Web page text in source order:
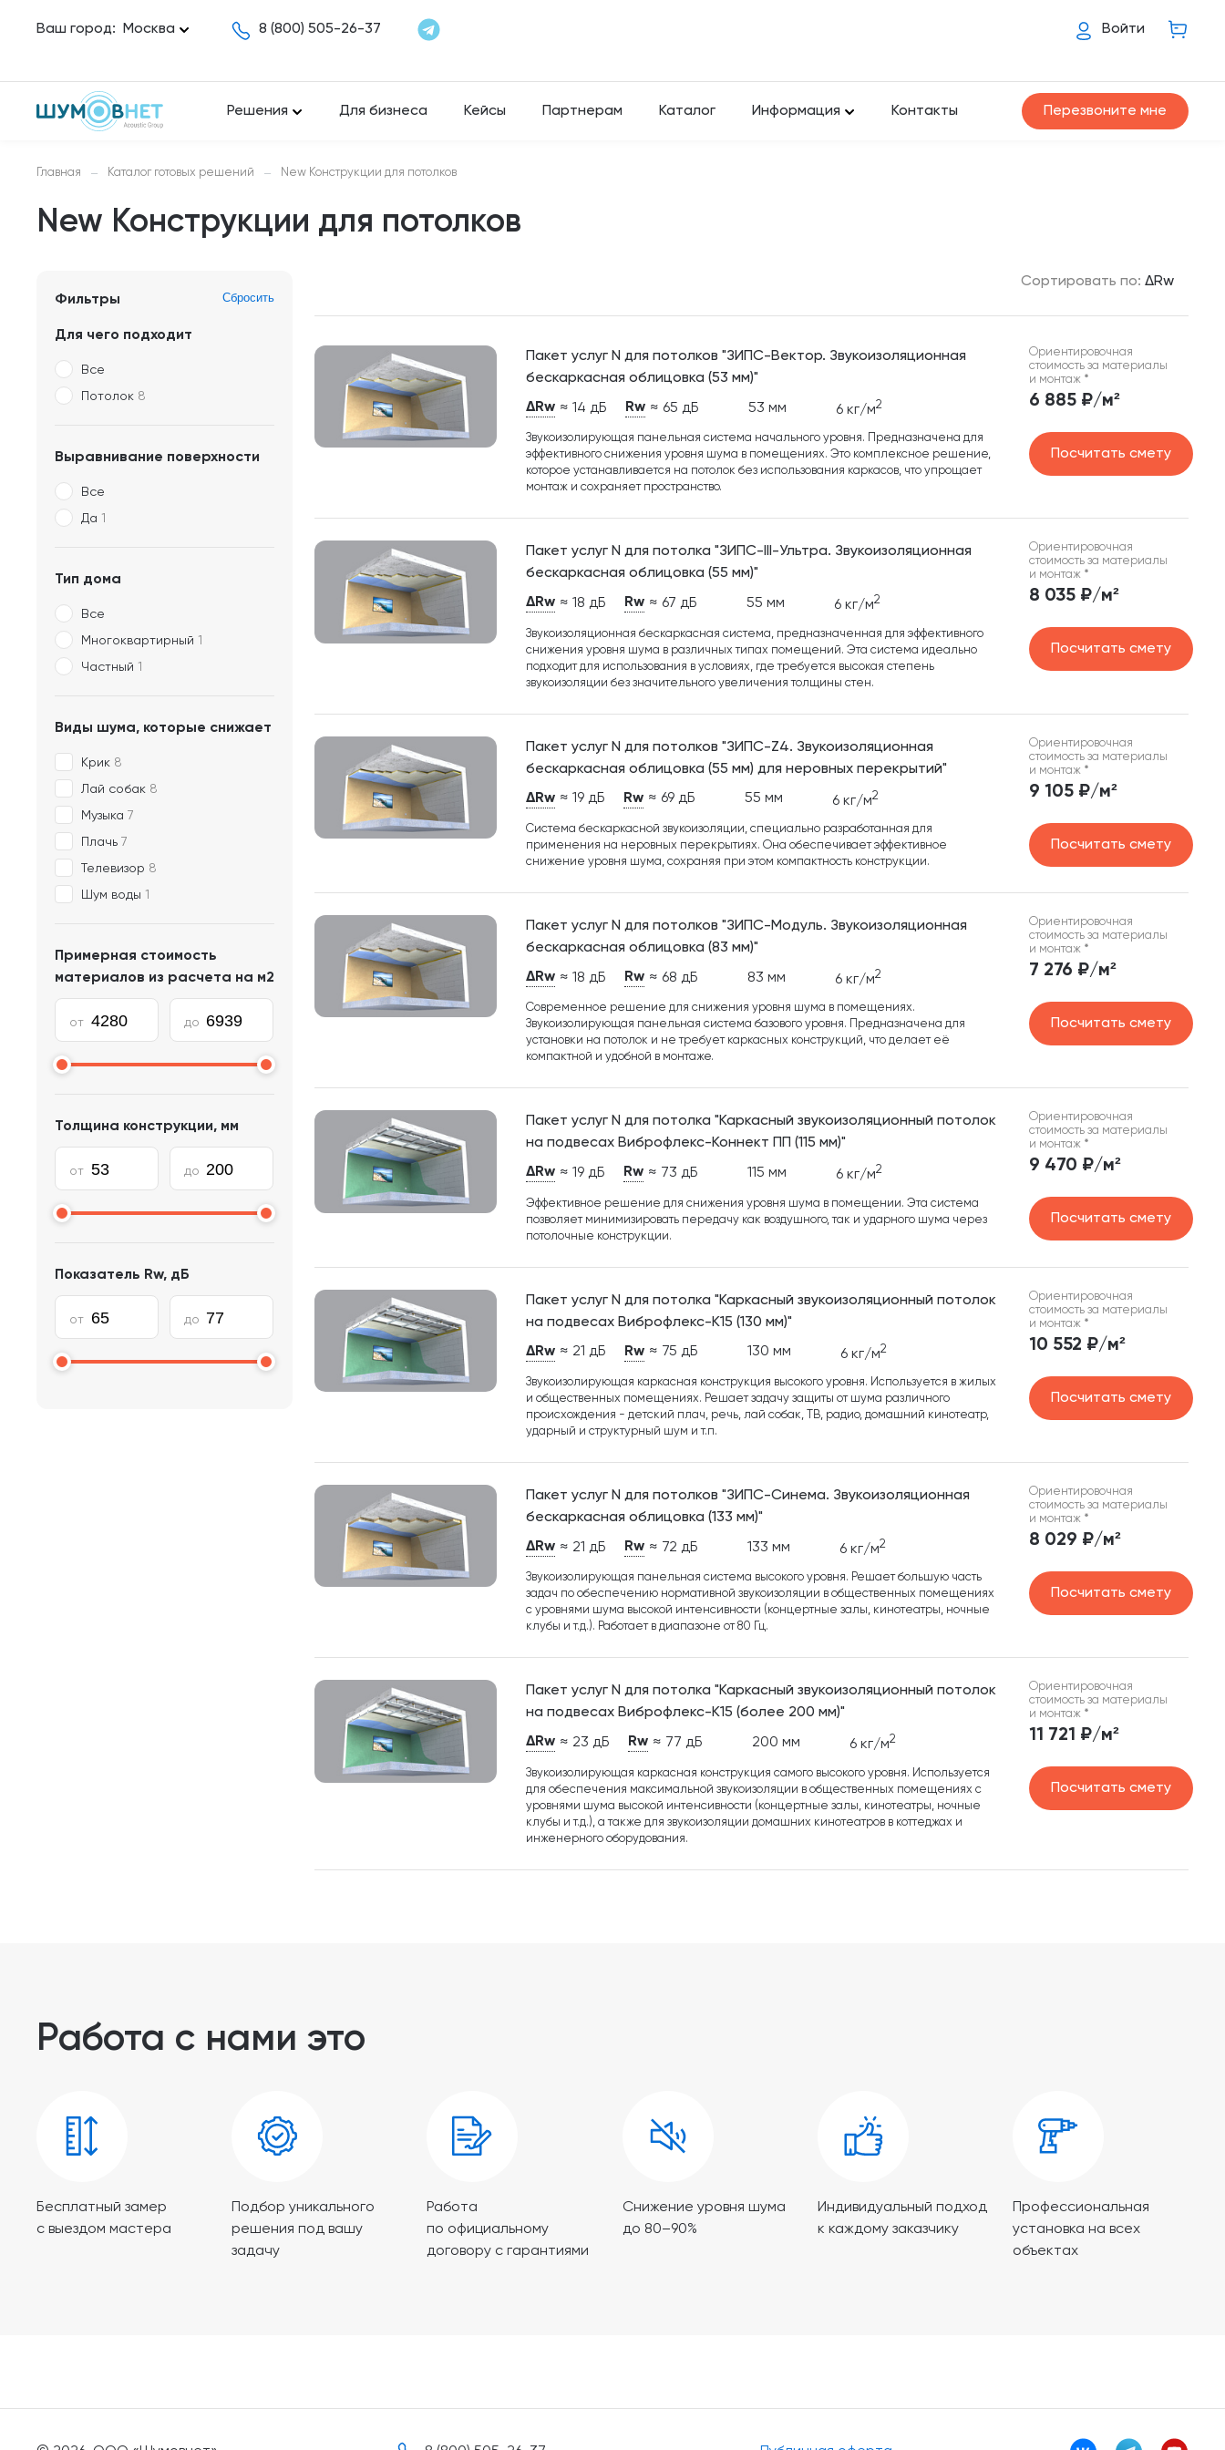
Ваш город: Москва 8 (800) 505-26-37 Войти
Решения Для бизнеса Кейсы Партнерам Каталог Информация Контакты Перезвоните мне
Главная — Каталог готовых решений — New Конструкции для потолков
New Конструкции для потолков
Фильтры
Для чего подходит
Все
Потолок 8
Выравнивание поверхности
Все
Да 1
Тип дома
Все
Многоквартирный 1
Частный 1
Виды шума, которые снижает
Крик 8
Лай собак 8
Музыка 7
Плачь 7
Телевизор 8
Шум воды 1
Примерная стоимость
материалов из расчета на м2
Толщина конструкции, мм
Показатель Rw, дБ
Сортировать по: ΔRw
Пакет услуг N для потолков "ЗИПС-Вектор. Звукоизоляционная
бескаркасная облицовка (53 мм)"
ΔRw ≈ 14 дБ Rw ≈ 65 дБ 53 мм 6 кг/м2
Звукоизолирующая панельная система начального уровня. Предназначена для
эффективного снижения уровня шума в помещениях. Это комплексное решение,
которое устанавливается на потолок без использования каркасов, что упрощает
монтаж и сохраняет пространство.
Ориентировочная
стоимость за материалы
и монтаж *
6 885 ₽/м²
Посчитать смету
Пакет услуг N для потолка "ЗИПС-III-Ультра. Звукоизоляционная
бескаркасная облицовка (55 мм)"
ΔRw ≈ 18 дБ Rw ≈ 67 дБ 55 мм 6 кг/м2
Звукоизоляционная бескаркасная система, предназначенная для эффективного
снижения уровня шума в различных типах помещений. Эта система идеально
подходит для использования в условиях, где требуется высокая степень
звукоизоляции без значительного увеличения толщины стен.
Ориентировочная
стоимость за материалы
и монтаж *
8 035 ₽/м²
Посчитать смету
Пакет услуг N для потолков "ЗИПС-Z4. Звукоизоляционная
бескаркасная облицовка (55 мм) для неровных перекрытий"
ΔRw ≈ 19 дБ Rw ≈ 69 дБ 55 мм 6 кг/м2
Система бескаркасной звукоизоляции, специально разработанная для
применения на неровных перекрытиях. Она обеспечивает эффективное
снижение уровня шума, сохраняя при этом компактность конструкции.
Ориентировочная
стоимость за материалы
и монтаж *
9 105 ₽/м²
Посчитать смету
Пакет услуг N для потолков "ЗИПС-Модуль. Звукоизоляционная
бескаркасная облицовка (83 мм)"
ΔRw ≈ 18 дБ Rw ≈ 68 дБ 83 мм 6 кг/м2
Современное решение для снижения уровня шума в помещениях.
Звукоизолирующая панельная система базового уровня. Предназначена для
установки на потолок и не требует каркасных конструкций, что делает её
компактной и удобной в монтаже.
Ориентировочная
стоимость за материалы
и монтаж *
7 276 ₽/м²
Посчитать смету
Пакет услуг N для потолка "Каркасный звукоизоляционный потолок
на подвесах Виброфлекс-Коннект ПП (115 мм)"
ΔRw ≈ 19 дБ Rw ≈ 73 дБ 115 мм 6 кг/м2
Эффективное решение для снижения уровня шума в помещении. Эта система
позволяет минимизировать передачу как воздушного, так и ударного шума через
потолочные конструкции.
Ориентировочная
стоимость за материалы
и монтаж *
9 470 ₽/м²
Посчитать смету
Пакет услуг N для потолка "Каркасный звукоизоляционный потолок
на подвесах Виброфлекс-К15 (130 мм)"
ΔRw ≈ 21 дБ Rw ≈ 75 дБ 130 мм 6 кг/м2
Звукоизолирующая каркасная конструкция высокого уровня. Используется в жилых
и общественных помещениях. Решает задачу защиты от шума различного
происхождения - детский плач, речь, лай собак, ТВ, радио, домашний кинотеатр,
ударный и структурный шум и т.п.
Ориентировочная
стоимость за материалы
и монтаж *
10 552 ₽/м²
Посчитать смету
Пакет услуг N для потолков "ЗИПС-Синема. Звукоизоляционная
бескаркасная облицовка (133 мм)"
ΔRw ≈ 21 дБ Rw ≈ 72 дБ 133 мм 6 кг/м2
Звукоизолирующая панельная система высокого уровня. Решает большую часть
задач по обеспечению нормативной звукоизоляции в общественных помещениях
с уровнями шума высокой интенсивности (концертные залы, кинотеатры, ночные
клубы и т.д.). Работает в диапазоне от 80 Гц.
Ориентировочная
стоимость за материалы
и монтаж *
8 029 ₽/м²
Посчитать смету
Пакет услуг N для потолка "Каркасный звукоизоляционный потолок
на подвесах Виброфлекс-К15 (более 200 мм)"
ΔRw ≈ 23 дБ Rw ≈ 77 дБ 200 мм 6 кг/м2
Звукоизолирующая каркасная конструкция самого высокого уровня. Используется
для обеспечения максимальной звукоизоляции в общественных помещениях с
уровнями шума высокой интенсивности (концертные залы, кинотеатры, ночные
клубы и т.д.), а также для звукоизоляции домашних кинотеатров в коттеджах и
инженерного оборудования.
Ориентировочная
стоимость за материалы
и монтаж *
11 721 ₽/м²
Посчитать смету
Работа с нами это
Бесплатный замер
с выездом мастера
Подбор уникального
решения под вашу
задачу
Работа
по официальному
договору с гарантиями
Снижение уровня шума
до 80–90%
Индивидуальный подход
к каждому заказчику
Профессиональная
установка на всех
объектах